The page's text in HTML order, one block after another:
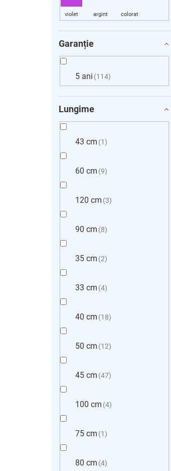
Garanție
5 ani 114
Lungime
43 cm 1
60 cm 9
120 cm 3
90 cm 8
35 cm 2
33 cm 4
40 cm 18
50 cm 12
45 cm 47
100 cm 4
75 cm 1
80 cm 4